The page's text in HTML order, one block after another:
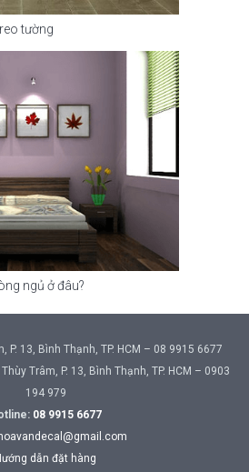
tường
ngủ ở đâu?
13, Bình Thạnh, TP. HCM – 08 9915 6677
Trâm, P. 13, Bình Thạnh, TP. HCM – 0903
194 979
08 9915 6677
hoavandecal@gmail.com
dẫn đặt hàng